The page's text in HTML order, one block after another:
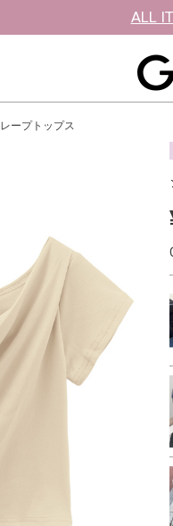
ALL
ープトップス